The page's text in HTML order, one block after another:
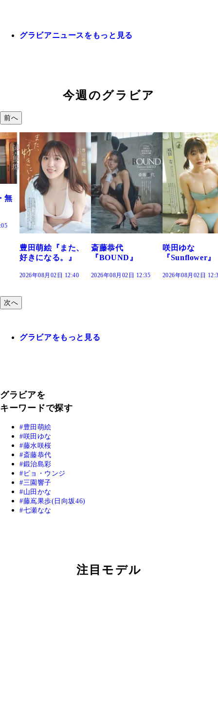
グラビアニュースをもっと見る
今週のグラビア
前へ
斎藤恭代
『BOUND』
2026年08月02日 12:35
咲田ゆな
『Sunflower』
2026年08月02日 12:30
藤水咲桜『花
だまり』
2026年08月02日
次へ
グラビアをもっと見る
グラビアを
キーワードで探す
豊田萌絵
咲田ゆな
藤水咲桜
斎藤恭代
鍛治島彩
ピョ・ウンジ
三園響子
山田かな
藤嶌果歩(日向坂46)
七瀬なな
注目モデル